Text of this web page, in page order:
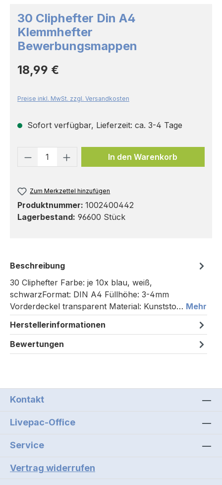
30 Cliphefter Din A4
Klemmhefter
Bewerbungsmappen
Regulärer Preis:
18,99 €
Preise inkl. MwSt. zzgl. Versandkosten
Sofort verfügbar, Lieferzeit: ca. 3-4 Tage
Produkt Anzahl: Gib den
In den Warenkorb
Zum Merkzettel hinzufügen
Produktnummer: 1002400442
Lagerbestand: 96600 Stück
Beschreibung
30 Cliphefter Farbe: je 10x blau, weiß,
schwarzFormat: DIN A4 Füllhöhe: 3-4mm
Vorderdeckel transparent Material: Kunststo… Mehr
Herstellerinformationen
Bewertungen
Kontakt
Livepac-Office
Service
Vertrag widerrufen